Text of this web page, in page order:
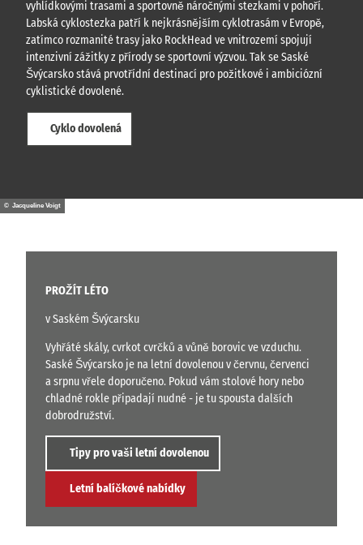
vyhlídkovými trasami a sportovně náročnými stezkami v pohoří.
Labská cyklostezka patří k nejkrásnějším cyklotrasám v Evropě,
zatímco rozmanité trasy jako RockHead ve vnitrozemí spojují
intenzivní zážitky z přírody se sportovní výzvou. Tak se Saské
Švýcarsko stává prvotřídní destinací pro požitkové i ambiciózní
cyklistické dovolené.
Cyklo dovolená
© Jacqueline Voigt
PROŽÍT LÉTO
v Saském Švýcarsku
Vyhřáté skály, cvrkot cvrčků a vůně borovic ve vzduchu.
Saské Švýcarsko je na letní dovolenou v červnu, červenci
a srpnu vřele doporučeno. Pokud vám stolové hory nebo
chladné rokle připadají nudné - je tu spousta dalších
dobrodružství.
Tipy pro vaši letní dovolenou
Letní balíčkové nabídky